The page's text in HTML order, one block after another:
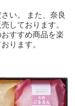
い。 また、奈良
しております。
すすめ商品を楽
ります。